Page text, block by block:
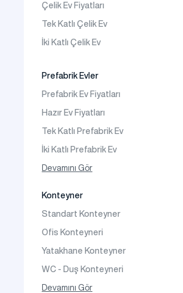
Çelik Ev Fiyatları
Tek Katlı Çelik Ev
İki Katlı Çelik Ev
Prefabrik Evler
Prefabrik Ev Fiyatları
Hazır Ev Fiyatları
Tek Katlı Prefabrik Ev
İki Katlı Prefabrik Ev
Tek Katlı Prefabrik Villa
Devamını Gör
Konteyner
Standart Konteyner
Ofis Konteyneri
Yatakhane Konteyner
WC - Duş Konteyneri
Konteyner Ev
Devamını Gör